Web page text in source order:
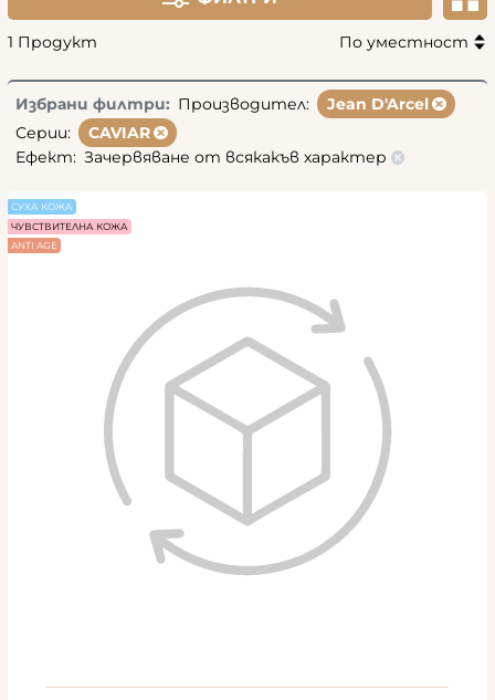
1 Продукт По уместност
Избрани филтри: Производител:
Jean D'Arcel
Серии:
CAVIAR
Ефект: Зачервяване от всякакъв характер
СУХА КОЖА
ЧУВСТВИТЕЛНА КОЖА
ANTI AGE